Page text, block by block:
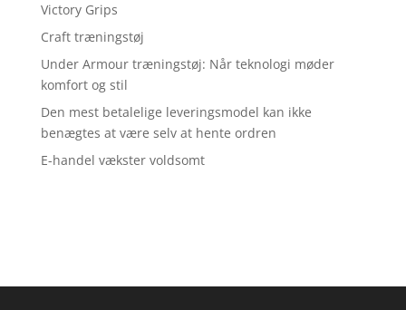
Victory Grips
Craft træningstøj
Under Armour træningstøj: Når teknologi møder
komfort og stil
Den mest betalelige leveringsmodel kan ikke
benægtes at være selv at hente ordren
E-handel vækster voldsomt